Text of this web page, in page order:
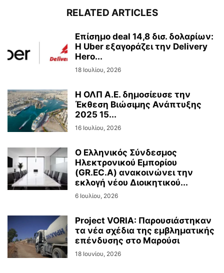
RELATED ARTICLES
Επίσημο deal 14,8 δισ. δολαρίων:
Η Uber εξαγοράζει την Delivery
Hero...
18 Ιουλίου, 2026
Η ΟΛΠ Α.Ε. δημοσίευσε την
Έκθεση Βιώσιμης Ανάπτυξης
2025 15...
16 Ιουλίου, 2026
Ο Ελληνικός Σύνδεσμος
Ηλεκτρονικού Εμπορίου
(GR.EC.A) ανακοινώνει την
εκλογή νέου Διοικητικού...
6 Ιουλίου, 2026
Project VORIA: Παρουσιάστηκαν
τα νέα σχέδια της εμβληματικής
επένδυσης στο Μαρούσι
18 Ιουνίου, 2026